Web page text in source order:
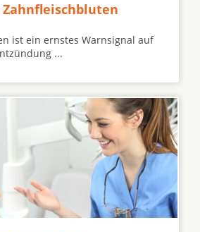
ist ein ernstes Warnsignal auf
...